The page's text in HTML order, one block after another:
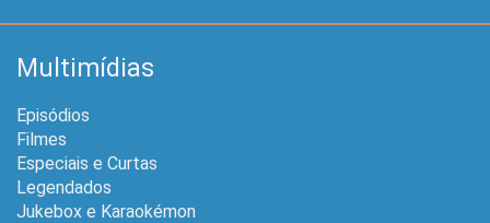
Multimídias
Episódios
Filmes
Especiais e Curtas
Legendados
Jukebox e Karaokémon